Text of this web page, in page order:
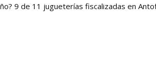
9 de 11 jugueterías fiscalizadas en